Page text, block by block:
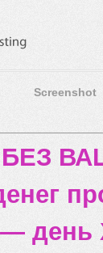
Screenshot
БЕЗ
день